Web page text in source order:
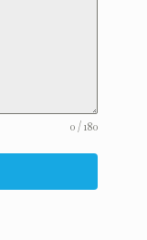
0 / 180